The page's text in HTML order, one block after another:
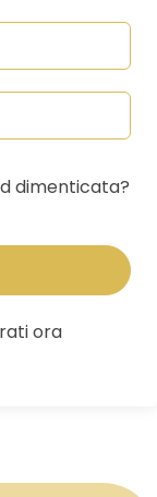
dimenticata?
ora